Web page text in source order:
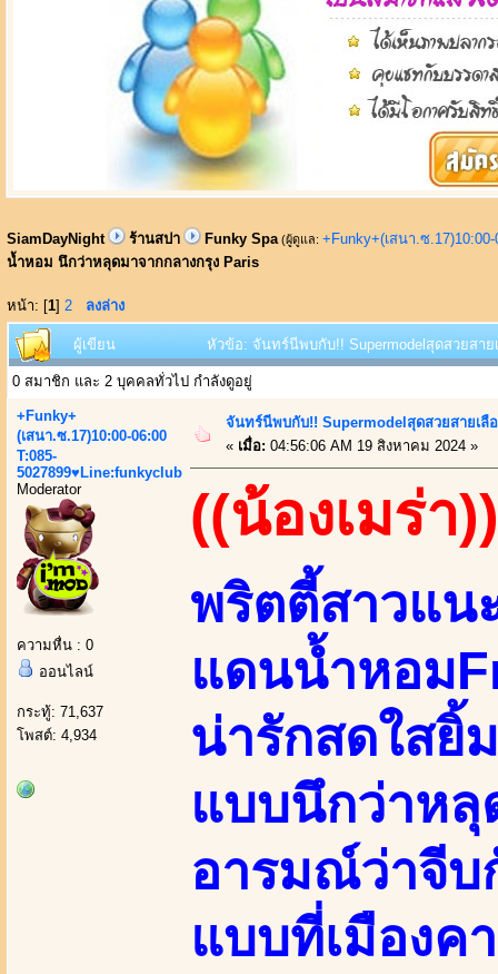
SiamDayNight ร้านสปา Funky Spa (ผู้ดูแล: +Funky+(เสนา.ซ
น้ำหอม นึกว่าหลุดมาจากกลางกรุง Paris
หน้า: [1] 2 ลงล่าง
ผู้เขียน หัวข้อ: จันทร์นีพบกับ!! Supermodelสุดสวยสา
0 สมาชิก และ 2 บุคคลทั่วไป กำลังดูอยู่
+Funky+
(เสนา.ซ.17)10:00-06:00
T:085-
5027899♥Line:funkyclub
Moderator
ความหื่น : 0
ออนไลน์
กระทู้: 71,637
โพสต์: 4,934
จันทร์นีพบกับ!! Supermodelสุดสวยสายเ
« เมื่อ: 04:56:06 AM 19 สิงหาคม 2024 »
((น้องเมร่า))
พริตตี้สาวแน
แดนน้ำหอม
น่ารักสดใสยิ้
แบบนึกว่าหลุ
อารมณ์ว่าจีบ
แบบที่เมืองค